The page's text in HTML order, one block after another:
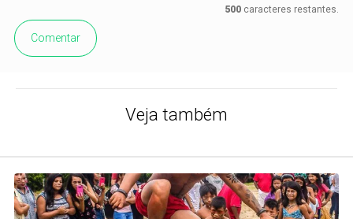
500caracteres restantes.
Comentar
Veja também